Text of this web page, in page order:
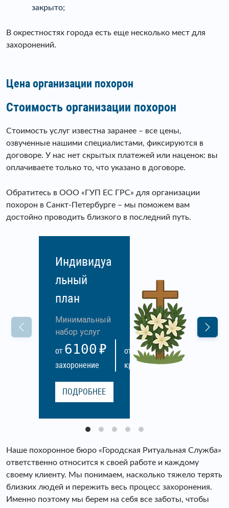
закрыто;
В окрестностях города есть еще несколько мест для
захоронений.
Цена организации похорон
Стоимость организации похорон
Стоимость услуг известна заранее – все цены,
озвученные нашими специалистами, фиксируются в
договоре. У нас нет скрытых платежей или наценок: вы
оплачиваете только то, что указано в договоре.
Обратитесь в ООО «ГУП ЕС ГРС» для организации
похорон в Санкт-Петербурге – мы поможем вам
достойно проводить близкого в последний путь.
Индивидуа
льный
план
Минимальный
набор услуг
ОТ 6100
захоронение
ОТ 6100
кремация
ПОДРОБНЕЕ
Наше похоронное бюро «Городская Ритуальная Служба»
ответственно относится к своей работе и каждому
своему клиенту. Мы понимаем, насколько тяжело терять
близких людей и пережить весь процесс захоронения.
Именно поэтому мы берем на себя все заботы, чтобы